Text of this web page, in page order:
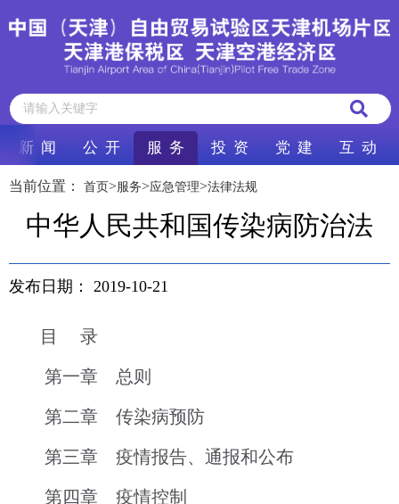
新 闻 公 开 服 务 投 资 党 建 互 动
当前位置： 首页>服务>应急管理>法律法规
中华人民共和国传染病防治法
发布日期： 2019-10-21
目 录
第一章 总则
第二章 传染病预防
第三章 疫情报告、通报和公布
第四章 疫情控制